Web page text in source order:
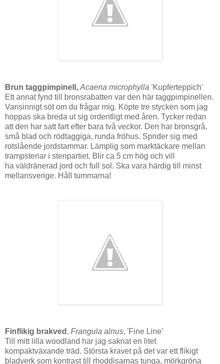
Brun taggpimpinell, Acaena microphylla 'Kupferteppich'
Ett annat fynd till bronsrabatten var den här taggpimpinellen.
Vansinnigt söt om du frågar mig. Köpte tre stycken som jag
hoppas ska breda ut sig ordentligt med åren. Tycker redan
att den har satt fart efter bara två veckor. Den har bronsgrå,
små blad och rödtaggiga, runda fröhus. Sprider sig med
rotslående jordstammar. Lämplig som marktäckare mellan
trampstenar i stenpartiet. Blir ca 5 cm hög och vill
ha väldränerad jord och full sol. Ska vara härdig till minst
mellansverige. Håll tummarna!
Finflikig brakved , Frangula alnus, 'Fine Line'
Till mitt lilla woodland har jag saknat en litet
kompaktväxande träd. Största kravet på det var ett flikigt
bladverk som kontrast till rhoddisarnas tunga, mörkgröna